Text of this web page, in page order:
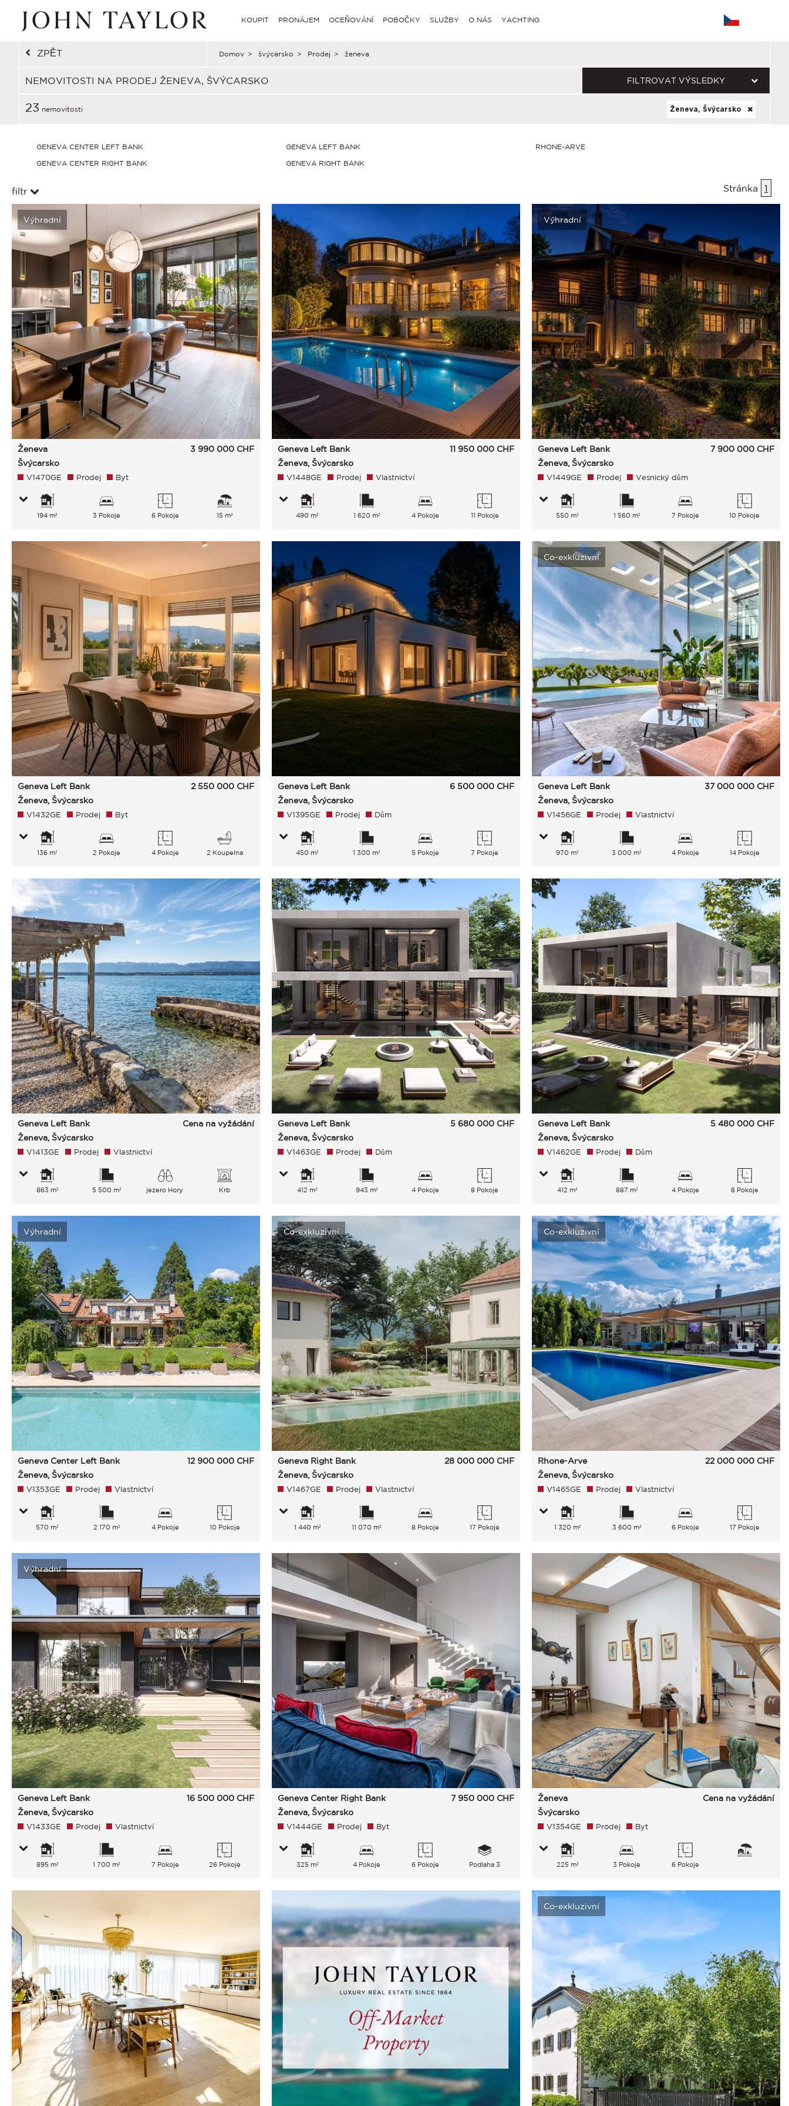
KOUPIT PRONÁJEM OCEŇOVÁNÍ POBOČKY SLUŽBY O NÁS YACHTING
ZPĚT Domov > švýcarsko > Prodej > ženeva
NEMOVITOSTI NA PRODEJ ŽENEVA, ŠVÝCARSKO FILTROVAT VÝSLEDKY
23 nemovitosti Ženeva, Švýcarsko
GENEVA CENTER LEFT BANK
GENEVA CENTER RIGHT BANK
GENEVA LEFT BANK
GENEVA RIGHT BANK
RHONE-ARVE
filtr Stránka 1
Výhradní
Ženeva
Švýcarsko
3 990 000 CHF
V1470GE Prodej Byt
194 m² 3 Pokoje 6 Pokoje 15 m²
Geneva Left Bank
Ženeva, Švýcarsko
11 950 000 CHF
V1448GE Prodej Vlastnictví
490 m² 1 620 m² 4 Pokoje 11 Pokoje
Výhradní
Geneva Left Bank
Ženeva, Švýcarsko
7 900 000 CHF
V1449GE Prodej Vesnický dům
550 m² 1 560 m² 7 Pokoje 10 Pokoje
Geneva Left Bank
Ženeva, Švýcarsko
2 550 000 CHF
V1432GE Prodej Byt
136 m² 2 Pokoje 4 Pokoje 2 Koupelna
Geneva Left Bank
Ženeva, Švýcarsko
6 500 000 CHF
V1395GE Prodej Dům
450 m² 1 300 m² 5 Pokoje 7 Pokoje
Co-exkluzivní
Geneva Left Bank
Ženeva, Švýcarsko
37 000 000 CHF
V1456GE Prodej Vlastnictví
970 m² 3 000 m² 4 Pokoje 14 Pokoje
Geneva Left Bank
Ženeva, Švýcarsko
Cena na vyžádání
V1413GE Prodej Vlastnictví
863 m² 5 500 m² jezero Hory Krb
Geneva Left Bank
Ženeva, Švýcarsko
5 680 000 CHF
V1463GE Prodej Dům
412 m² 943 m² 4 Pokoje 8 Pokoje
Geneva Left Bank
Ženeva, Švýcarsko
5 480 000 CHF
V1462GE Prodej Dům
412 m² 887 m² 4 Pokoje 8 Pokoje
Výhradní
Geneva Center Left Bank
Ženeva, Švýcarsko
12 900 000 CHF
V1353GE Prodej Vlastnictví
570 m² 2 170 m² 4 Pokoje 10 Pokoje
Co-exkluzivní
Geneva Right Bank
Ženeva, Švýcarsko
28 000 000 CHF
V1467GE Prodej Vlastnictví
1 440 m² 11 070 m² 8 Pokoje 17 Pokoje
Co-exkluzivní
Rhone-Arve
Ženeva, Švýcarsko
22 000 000 CHF
V1465GE Prodej Vlastnictví
1 320 m² 3 600 m² 6 Pokoje 17 Pokoje
Výhradní
Geneva Left Bank
Ženeva, Švýcarsko
16 500 000 CHF
V1433GE Prodej Vlastnictví
895 m² 1 700 m² 7 Pokoje 26 Pokoje
Geneva Center Right Bank
Ženeva, Švýcarsko
7 950 000 CHF
V1444GE Prodej Byt
325 m² 4 Pokoje 6 Pokoje Podlaha 3
Ženeva
Švýcarsko
Cena na vyžádání
V1354GE Prodej Byt
225 m² 3 Pokoje 6 Pokoje
Co-exkluzivní